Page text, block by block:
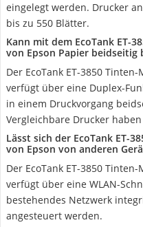
eingelegt werden. Drucker
bis zu 550 Blätter.
Kann mit dem EcoTank ET-
von Epson Papier beidseitig
Der EcoTank ET-3850
verfügt über eine Duplex-
in einem Druckvorgang
Vergleichbare Drucker
Lässt sich der EcoTank ET-
von Epson von anderen
Der EcoTank ET-3850
verfügt über eine WLAN-
bestehendes Netzwerk
angesteuert werden.